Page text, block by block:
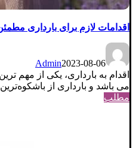
اقدامات لازم برای بارداری
Admin2023-08-06
اقدام به بارداری، یکی از مهم
می باشد و بارداری از
مطلب